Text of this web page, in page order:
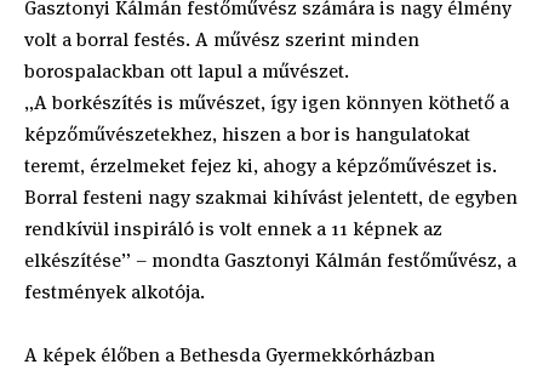
Gasztonyi Kálmán festőművész számára is nagy élmény
volt a borral festés. A művész szerint minden
borospalackban ott lapul a művészet.
„A borkészítés is művészet, így igen könnyen köthető a
képzőművészetekhez, hiszen a bor is hangulatokat
teremt, érzelmeket fejez ki, ahogy a képzőművészet is.
Borral festeni nagy szakmai kihívást jelentett, de egyben
rendkívül inspiráló is volt ennek a 11 képnek az
elkészítése” – mondta Gasztonyi Kálmán festőművész, a
festmények alkotója.
A képek élőben a Bethesda Gyermekkórházban